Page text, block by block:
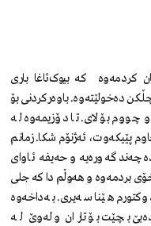
کردمەوە کە بیوک‌ئاغا باری
دەخولێتەوە. باوەرکردنی بۆ
چووم بۆ لای. تا دۆزیمەوە لە
پێیکەوت، ئەژنۆم شکا. زمانم
چەند گەورەیە و حەیفە ئاوای
بردمەوە و هەوڵم دا کە جلی
هێنا سەیری. بەداخەوە
بچێت بۆ تاران و لەوێ لە